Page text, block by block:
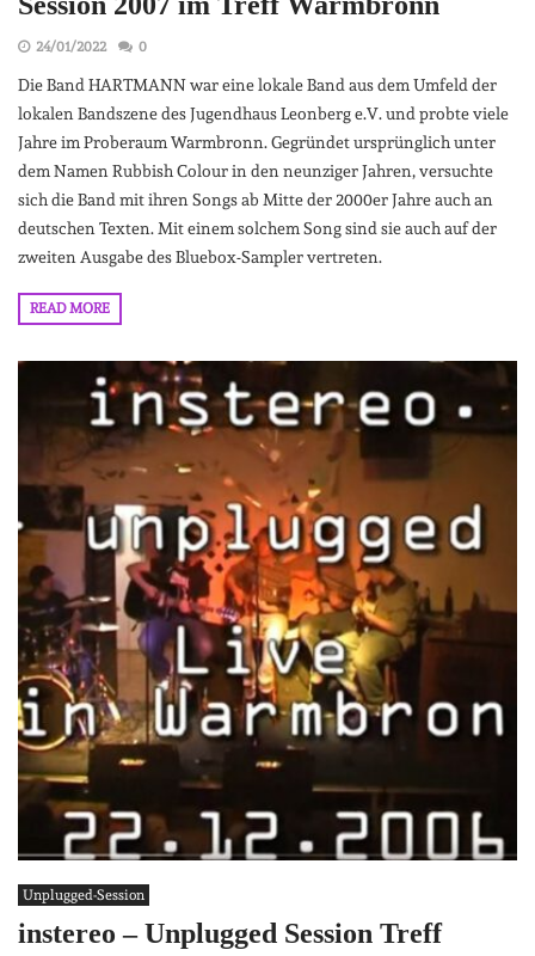
24/01/2022 0
Die Band HARTMANN war eine lokale Band aus dem Umfeld der
lokalen Bandszene des Jugendhaus Leonberg e.V. und probte viele
Jahre im Proberaum Warmbronn. Gegründet ursprünglich unter
dem Namen Rubbish Colour in den neunziger Jahren, versuchte
sich die Band mit ihren Songs ab Mitte der 2000er Jahre auch an
deutschen Texten. Mit einem solchem Song sind sie auch auf der
zweiten Ausgabe des Bluebox-Sampler vertreten.
READ MORE
Unplugged-Session
instereo – Unplugged Session Treff